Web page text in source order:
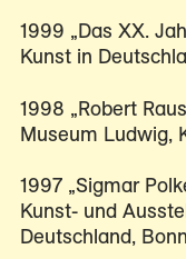
1999 „Das XX.
Kunst in
1998 „Robert
Museum Ludwig,
1997 „Sigmar
Kunst- und
Deutschland, Bonn